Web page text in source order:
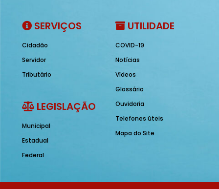
SERVIÇOS
Cidadão
Servidor
Tributário
LEGISLAÇÃO
Municipal
Estadual
Federal
UTILIDADE
COVID-19
Notícias
Vídeos
Glossário
Ouvidoria
Telefones úteis
Mapa do Site